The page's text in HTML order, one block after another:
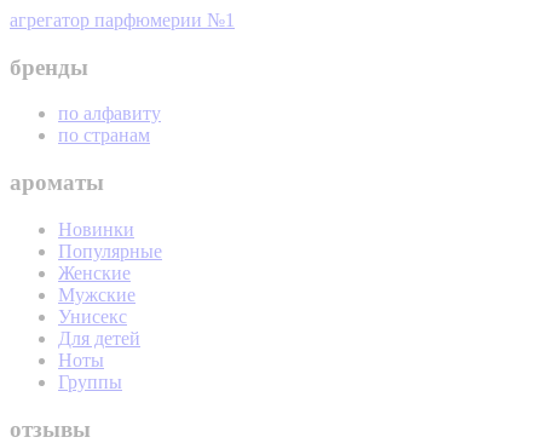
агрегатор парфюмерии №1
бренды
по алфавиту
по странам
ароматы
Новинки
Популярные
Женские
Мужские
Унисекс
Для детей
Ноты
Группы
отзывы